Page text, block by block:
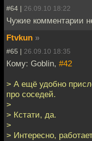
#64 | 26.09.10 18:22
Чужие комментарии
Ftvkun »
#65 | 26.09.10 18:35
Кому: Goblin, #42
> А ещё удобно
про соседей.
>
> Кстати, да.
>
> Интересно,